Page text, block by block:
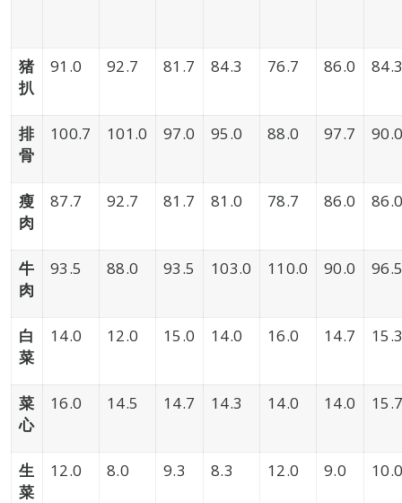
猪
扒
91.0 92.7 81.7 84.3 76.7 86.0
排
骨
100.7 101.0 97.0 95.0 88.0 97.7
瘦
肉
87.7 92.7 81.7 81.0 78.7 86.0
牛
肉
93.5 88.0 93.5 103.0 110.0 90.0
白
菜
14.0 12.0 15.0 14.0 16.0 14.7
菜
心
16.0 14.5 14.7 14.3 14.0 14.0
生
菜
12.0 8.0 9.3 8.3 12.0 9.0